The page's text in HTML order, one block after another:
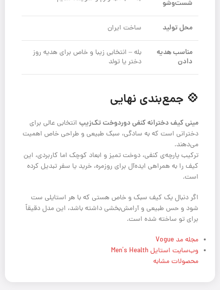
شست‌وشو
محل تولید ساخت ایران
مناسب هدیه
دادن
بله – انتخابی زیبا و خاص برای هدیه روز
دختر یا تولد
💠 جمع‌بندی نهایی
مینی کیف دخترانه کنفی دور‌دوخت تک‌زیپ انتخابی عالی برای
دخترانی است که به سادگی، سبک طبیعی و طراحی خاص اهمیت
می‌دهند.
ترکیب پارچه‌ی کنفی، دوخت تمیز و ابعاد کوچک اما کاربردی، این
کیف را به همراهی ایده‌آل برای روزمره، خرید یا سفر تبدیل کرده
است.
اگر دنبال یک کیف سبک و خاص هستی که با هر استایلی ست
شود و حس طبیعی و آرامش‌بخشی داشته باشد، این مدل دقیقاً
برای تو ساخته شده است.
مجله مد Vogue
وب‌سایت استایل Men’s Health
محصولات مشابه